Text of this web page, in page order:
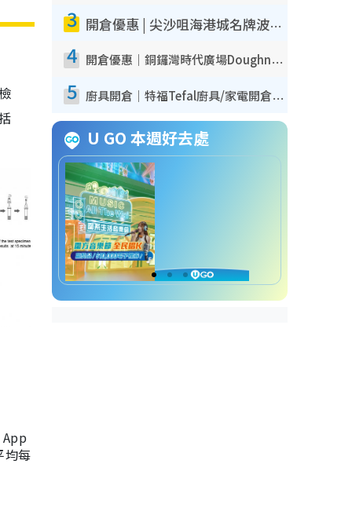
均每
3 開倉優惠 | 尖沙咀海港城名牌波鞋開倉低至1折！On鞋$899起／Joy&Peace鞋履$98起
4 開倉優惠｜銅鑼灣時代廣場Doughnut/Campo Marzio開倉低至1折！背囊、書包、手袋劈價$200起
5 廚具開倉｜特福Tefal廚具/家電開倉低至3折！$220起買平底鍋/炒鑊/湯煲！電飯煲/吸塵機/燙斗$418起
U GO 本週好去處